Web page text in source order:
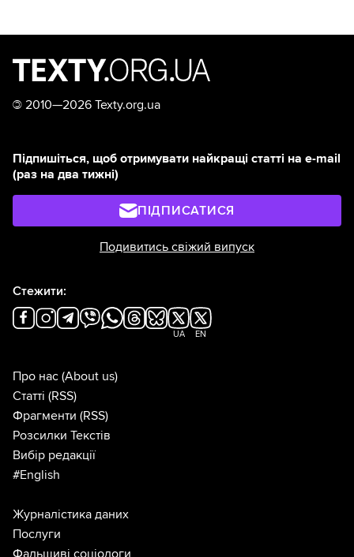
© 2010—2026 Texty.org.ua
Підпишіться, щоб отримувати найкращі статті на e-mail
(раз на два тижні)
ПІДПИСАТИСЯ
Подивитись свіжий випуск
Стежити:
UA EN
Про нас (About us)
Статті (RSS)
Фрагменти (RSS)
Розсилки Текстів
Вибір редакції
#English
Журналістика даних
Послуги